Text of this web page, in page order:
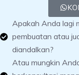
Apakah Anda lagi
pembuatan atau
diandalkan?
Atau mungkin